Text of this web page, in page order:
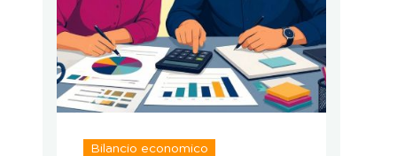
Bilancio economico